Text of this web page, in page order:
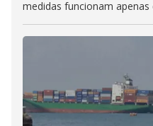
medidas funcionam